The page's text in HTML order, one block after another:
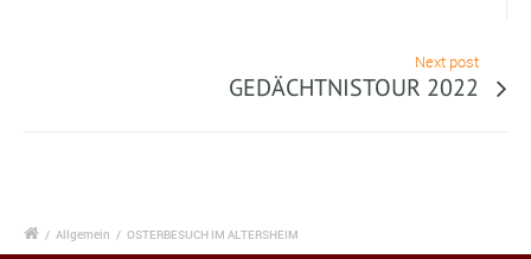
Next post
GEDÄCHTNISTOUR 2022
/ Allgemein / OSTERBESUCH IM ALTERSHEIM